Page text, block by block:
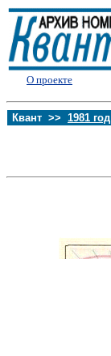
О проекте
Квант >> 1981 год